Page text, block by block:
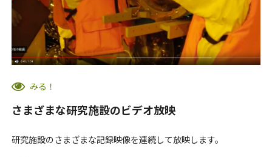
みる！
さまざまな研究施設のビデオ放映
研究施設のさまざまな記録映像を連続して放映します。